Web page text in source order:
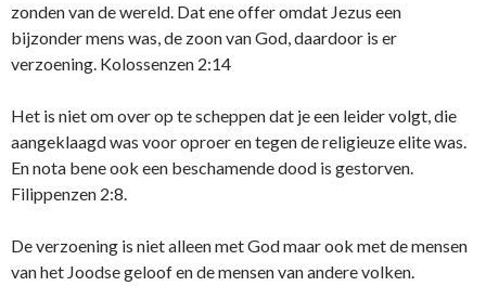
zonden van de wereld. Dat ene offer omdat Jezus een
bijzonder mens was, de zoon van God, daardoor is er
verzoening. Kolossenzen 2:14
Het is niet om over op te scheppen dat je een leider volgt, die
aangeklaagd was voor oproer en tegen de religieuze elite was.
En nota bene ook een beschamende dood is gestorven.
Filippenzen 2:8.
De verzoening is niet alleen met God maar ook met de mensen
van het Joodse geloof en de mensen van andere volken.